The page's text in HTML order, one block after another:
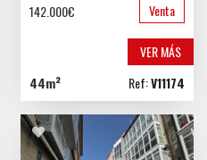
142.000€ Venta
VER MÁS
44m²
Ref:V11174